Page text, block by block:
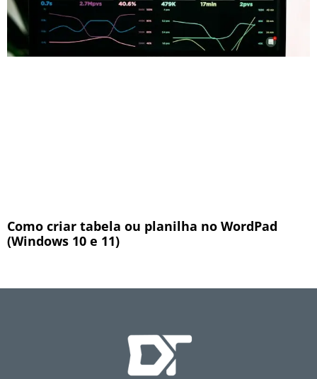
Como criar tabela ou planilha no WordPad
(Windows 10 e 11)